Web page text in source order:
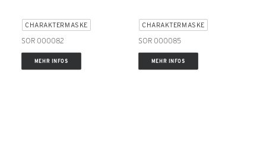
CHARAKTERMASKE
SOR 000082
MEHR INFOS
CHARAKTERMASKE
SOR 000085
MEHR INFOS